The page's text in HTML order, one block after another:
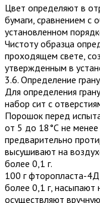
Цвет определяют в
бумаги, сравнением с
установленном
Чистоту образца
проходящем свете,
утвержденным в
3.6. Определение
Для определения
набор сит с
Порошок перед
от 5 до 18°С не
предварительно
высушивают на
более 0,1 г.
100 г фторопласта-
более 0,1 г, насыпают
осуществляют